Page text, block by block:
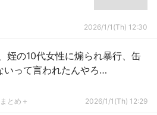
2026/1/1(Th) 12:30
姪の10代女性に煽られ暴行、缶
が少ないって言われたんやろ…
とめ＋ 2026/1/1(Th) 12:29